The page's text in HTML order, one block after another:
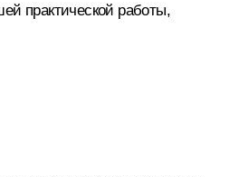
практической работы,